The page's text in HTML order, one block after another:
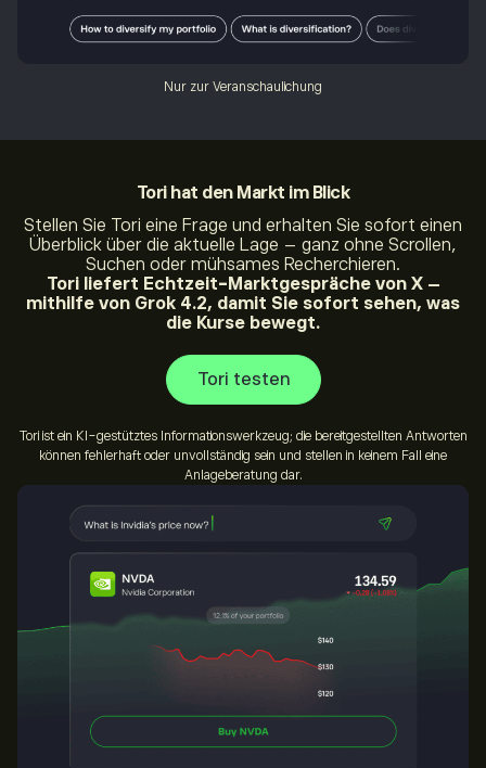
Nur zur Veranschaulichung
Tori hat den Markt im Blick
Stellen Sie Tori eine Frage und erhalten Sie sofort einen
Überblick über die aktuelle Lage – ganz ohne Scrollen,
Suchen oder mühsames Recherchieren.
Tori liefert Echtzeit-Marktgespräche von X –
mithilfe von Grok 4.2, damit Sie sofort sehen, was
die Kurse bewegt.
Tori testen
Tori ist ein KI-gestütztes Informationswerkzeug; die bereitgestellten Antworten
können fehlerhaft oder unvollständig sein und stellen in keinem Fall eine
Anlageberatung dar.